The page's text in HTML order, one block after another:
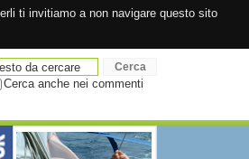
ti invitiamo a non navigare questo sito
Cerca anche nei commenti